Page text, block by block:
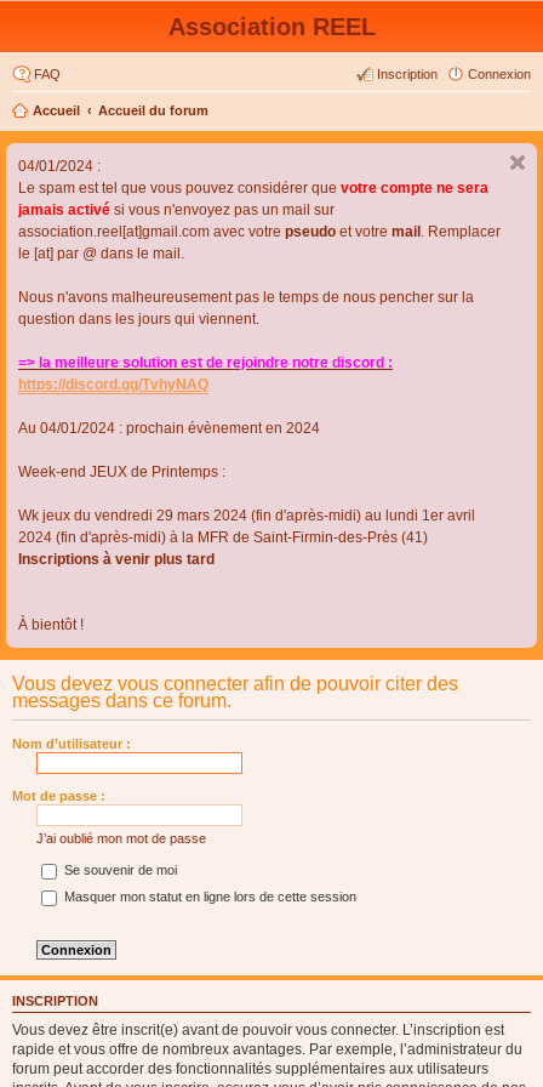
Association REEL
FAQ Connexion
Inscription
Accueil Accueil du forum
04/01/2024 :
Le spam est tel que vous pouvez considérer que votre compte ne sera
jamais activé si vous n'envoyez pas un mail sur
association.reel[at]gmail.com avec votre pseudo et votre mail . Remplacer
le [at] par @ dans le mail.
Nous n'avons malheureusement pas le temps de nous pencher sur la
question dans les jours qui viennent.
=> la meilleure solution est de rejoindre notre discord :
https://discord.gg/TvhyNAQ
Au 04/01/2024 : prochain évènement en 2024
Week-end JEUX de Printemps :
Wk jeux du vendredi 29 mars 2024 (fin d'après-midi) au lundi 1er avril
2024 (fin d'après-midi) à la MFR de Saint-Firmin-des-Près (41)
Inscriptions à venir plus tard
À bientôt !
Vous devez vous connecter afin de pouvoir citer des
messages dans ce forum.
Nom d’utilisateur :
Mot de passe :
J’ai oublié mon mot de passe
Se souvenir de moi
Masquer mon statut en ligne lors de cette session
INSCRIPTION
Vous devez être inscrit(e) avant de pouvoir vous connecter. L’inscription est
rapide et vous offre de nombreux avantages. Par exemple, l’administrateur du
forum peut accorder des fonctionnalités supplémentaires aux utilisateurs